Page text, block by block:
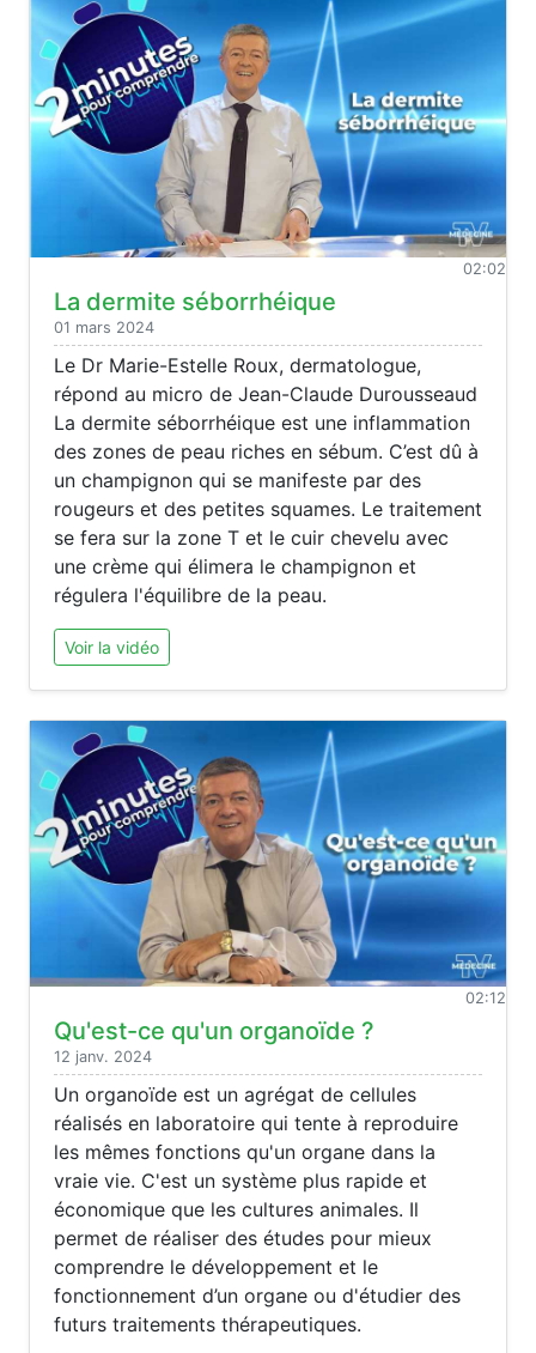
02:02
La dermite séborrhéique
01 mars 2024
Le Dr Marie-Estelle Roux, dermatologue,
répond au micro de Jean-Claude Durousseaud
La dermite séborrhéique est une inflammation
des zones de peau riches en sébum. C’est dû à
un champignon qui se manifeste par des
rougeurs et des petites squames. Le traitement
se fera sur la zone T et le cuir chevelu avec
une crème qui élimera le champignon et
régulera l'équilibre de la peau.
Voir la vidéo
02:12
Qu'est-ce qu'un organoïde ?
12 janv. 2024
Un organoïde est un agrégat de cellules
réalisés en laboratoire qui tente à reproduire
les mêmes fonctions qu'un organe dans la
vraie vie. C'est un système plus rapide et
économique que les cultures animales. Il
permet de réaliser des études pour mieux
comprendre le développement et le
fonctionnement d’un organe ou d'étudier des
futurs traitements thérapeutiques.